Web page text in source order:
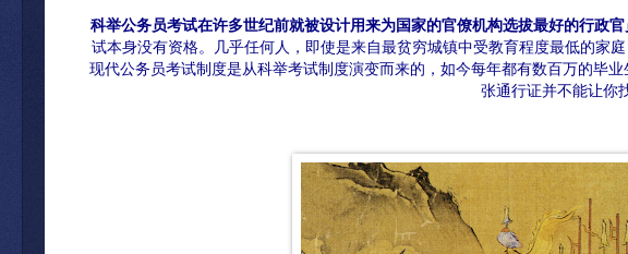
科举公务员考试在许多世纪前就被设计用来为国家的官僚机构选拔最好的行政官
试本身没有资格。几乎任何人，即使是来自最贫穷城镇中受教育程度最低的家
现代公务员考试制度是从科举考试制度演变而来的，如今每年都有数百万的毕
张通行证并不能让你